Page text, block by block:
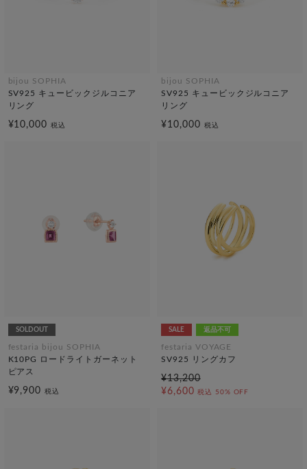
bijou SOPHIA
SV925 キュービックジルコニア
リング
¥10,000税込
bijou SOPHIA
SV925 キュービックジルコニア
リング
¥10,000 税込
SOLDOUT
festaria bijou SOPHIA
K10PG ロードライトガーネット
ピアス
¥9,900税込
SALE 返品不可
festaria VOYAGE
SV925 リングカフ
¥13,200
¥6,600 税込 50% OFF